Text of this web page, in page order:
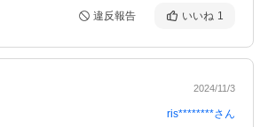
違反報告 いいね 1
2024/11/3
ris********さん